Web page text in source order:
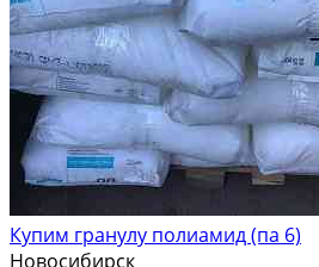
Купим гранулу полиамид (па 6)
Новосибирск